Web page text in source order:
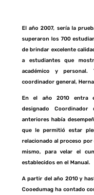
El año 2007, sería la
superaron los 700
de brindar excelente
a estudiantes que
académico y
coordinador general,
En el año 2010 entra
designado
anteriores había
que le permitió estar
relacionado al proceso
mismo, para velar el
establecidos en el Manual.
A partir del año 2010 y
Cooedumag ha contado